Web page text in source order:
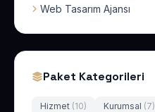
Web Tasarım Ajansı
Paket Kategorileri
Hizmet (10) Kurumsal (7)